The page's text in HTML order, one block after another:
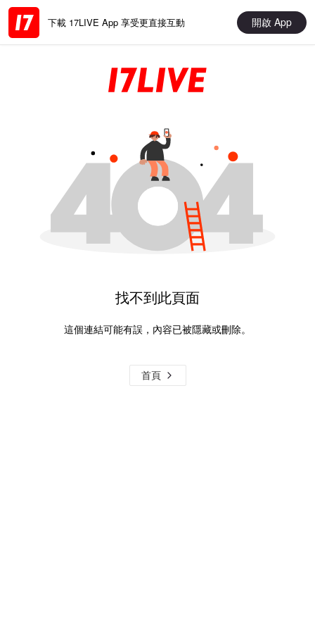
下載 17LIVE App 享受更直接互動 開啟 App
找不到此頁面
這個連結可能有誤，內容已被隱藏或刪除。
首頁